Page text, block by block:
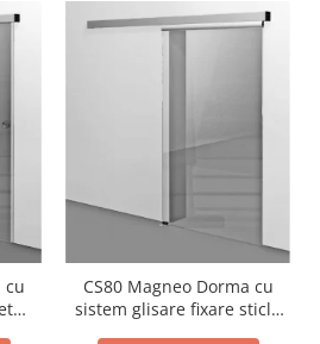
cu
CS80 Magneo Dorma cu
sistem glisare fixare sticla